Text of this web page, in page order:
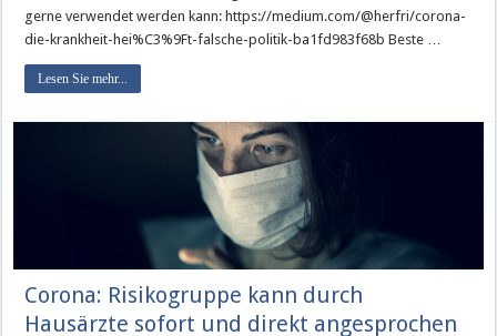
gerne verwendet werden kann: https://medium.com/@herfri/corona-
die-krankheit-hei%C3%9Ft-falsche-politik-ba1fd983f68b Beste …
Lesen Sie mehr...
Corona: Risikogruppe kann durch
Hausärzte sofort und direkt angesprochen